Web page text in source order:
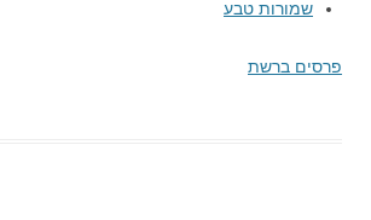
שמורות טבע
פרסים ברשת